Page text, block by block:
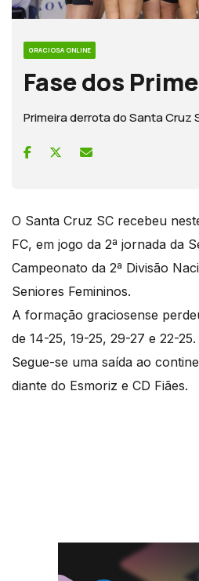
GRACIOSA ONLINE
Fase dos
Primeira derrota do Santa Cruz
O Santa Cruz SC recebeu
FC, em jogo da 2ª jornada da
Campeonato da 2ª Divisão
Seniores Femininos.
A formação graciosense
de 14-25, 19-25, 29-27 e 22-25.
Segue-se uma saída ao
diante do Esmoriz e CD Fiães.